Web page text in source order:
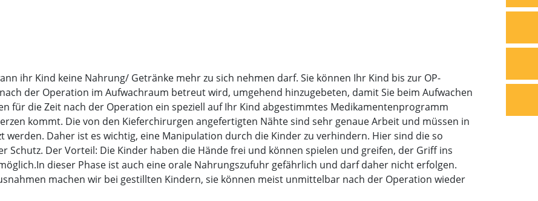
ihr Kind keine Nahrung/ Getränke mehr zu sich nehmen darf. Sie können Ihr Kind bis zur OP-
der Operation im Aufwachraum betreut wird, umgehend hinzugebeten, damit Sie beim Aufwachen
für die Zeit nach der Operation ein speziell auf Ihr Kind abgestimmtes Medikamentenprogramm
kommt. Die von den Kieferchirurgen angefertigten Nähte sind sehr genaue Arbeit und müssen in
werden. Daher ist es wichtig, eine Manipulation durch die Kinder zu verhindern. Hier sind die so
Schutz. Der Vorteil: Die Kinder haben die Hände frei und können spielen und greifen, der Griff ins
dieser Phase ist auch eine orale Nahrungszufuhr gefährlich und darf daher nicht erfolgen.
machen wir bei gestillten Kindern, sie können meist unmittelbar nach der Operation wieder